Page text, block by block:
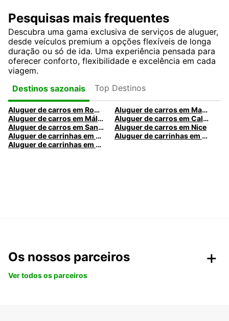
Pesquisas mais frequentes
Descubra uma gama exclusiva de serviços de aluguer,
desde veículos premium a opções flexíveis de longa
duração ou só de ida. Uma experiência pensada para
oferecer conforto, flexibilidade e excelência em cada
viagem.
Destinos sazonais
Top Destinos
Aluguer de carros em Roma
Aluguer de carros em Madrid
Aluguer de carros em Málaga
Aluguer de carros em Caldas da Rainha
Aluguer de carros em Santa Maria da Feira
Aluguer de carros em Nice
Aluguer de carrinhas em Nice
Aluguer de carrinhas em Santa Maria da Feira
Aluguer de carrinhas em Caldas da Rainha
Os nossos parceiros
Ver todos os parceiros